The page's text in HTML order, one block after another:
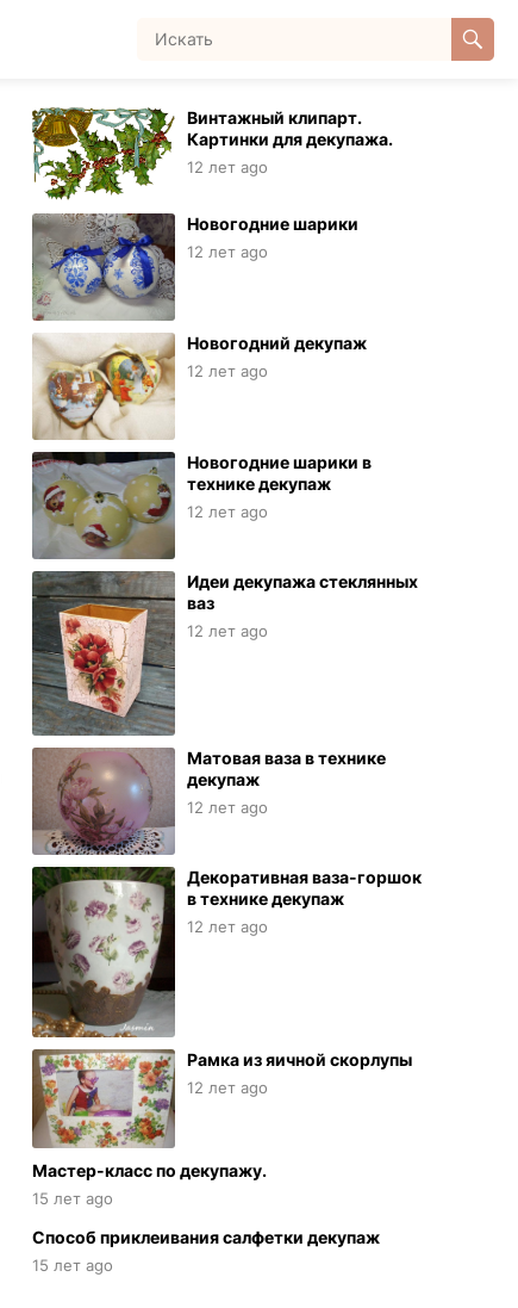
Винтажный клипарт.
Картинки для декупажа.
12 лет ago
Новогодние шарики
12 лет ago
Новогодний декупаж
12 лет ago
Новогодние шарики в
технике декупаж
12 лет ago
Идеи декупажа стеклянных
ваз
12 лет ago
Матовая ваза в технике
декупаж
12 лет ago
Декоративная ваза-горшок
в технике декупаж
12 лет ago
Рамка из яичной скорлупы
12 лет ago
Мастер-класс по декупажу.
15 лет ago
Способ приклеивания салфетки декупаж
15 лет ago